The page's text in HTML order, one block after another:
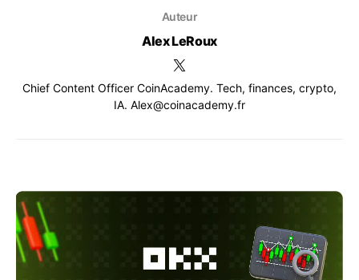
Auteur
Alex LeRoux
Chief Content Officer CoinAcademy. Tech, finances, crypto,
IA. Alex@coinacademy.fr